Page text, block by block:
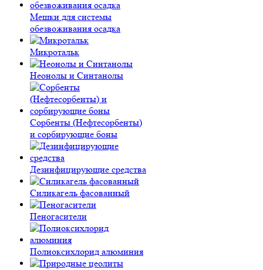
Мешки для системы
обезвоживания осадка
Микротальк
Неонолы и Синтанолы
Сорбенты (Нефтесорбенты)
и сорбирующие боны
Дезинфицирующие средства
Силикагель фасованный
Пеногасители
Полиокси­хлорид алюминия